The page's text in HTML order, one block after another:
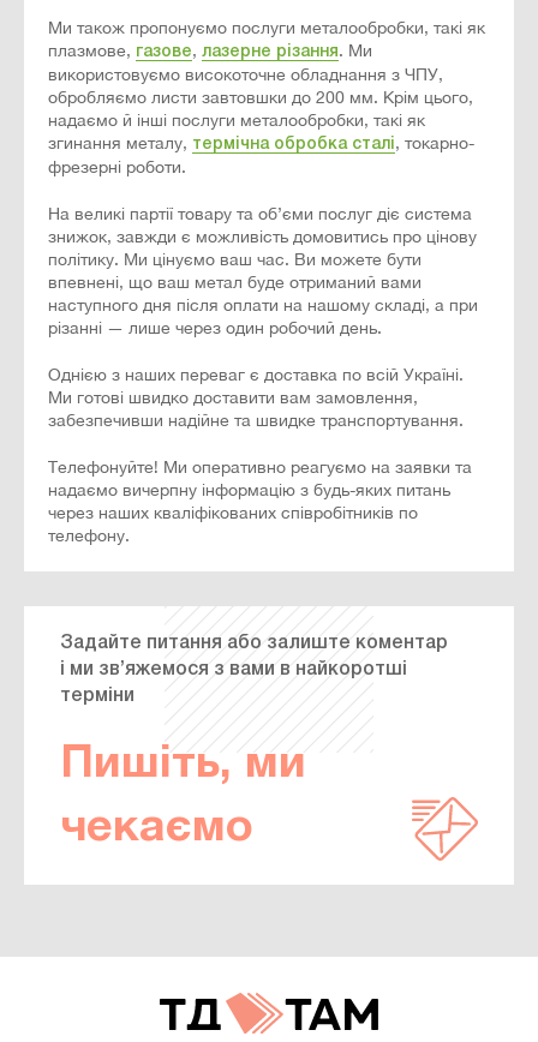
Ми також пропонуємо послуги металообробки, такі як
плазмове, газове, лазерне різання. Ми
використовуємо високоточне обладнання з ЧПУ,
обробляємо листи завтовшки до 200 мм. Крім цього,
надаємо й інші послуги металообробки, такі як
згинання металу, термічна обробка сталі, токарно-
фрезерні роботи.
На великі партії товару та об’єми послуг діє система
знижок, завжди є можливість домовитись про цінову
політику. Ми цінуємо ваш час. Ви можете бути
впевнені, що ваш метал буде отриманий вами
наступного дня після оплати на нашому складі, а при
різанні — лише через один робочий день.
Однією з наших переваг є доставка по всій Україні.
Ми готові швидко доставити вам замовлення,
забезпечивши надійне та швидке транспортування.
Телефонуйте! Ми оперативно реагуємо на заявки та
надаємо вичерпну інформацію з будь-яких питань
через наших кваліфікованих співробітників по
телефону.
Задайте питання або залиште коментар
і ми зв’яжемося з вами в найкоротші
терміни
Пишіть, ми
чекаємо